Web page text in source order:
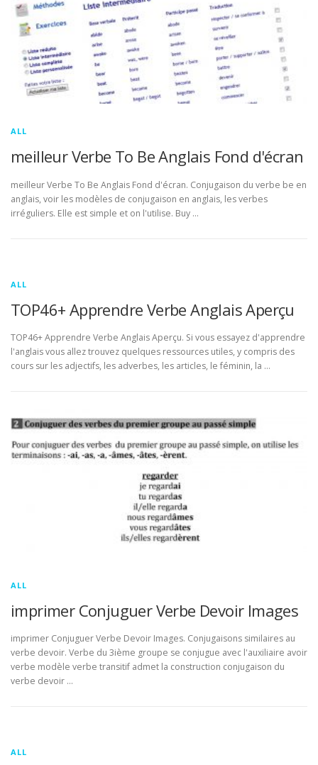
ALL
meilleur Verbe To Be Anglais Fond d'écran
meilleur Verbe To Be Anglais Fond d'écran. Conjugaison du verbe be en
anglais, voir les modèles de conjugaison en anglais, les verbes
irréguliers. Elle est simple et on l'utilise. Buy …
ALL
TOP46+ Apprendre Verbe Anglais Aperçu
TOP46+ Apprendre Verbe Anglais Aperçu. Si vous essayez d'apprendre
l'anglais vous allez trouvez quelques ressources utiles, y compris des
cours sur les adjectifs, les adverbes, les articles, le féminin, la …
ALL
imprimer Conjuguer Verbe Devoir Images
imprimer Conjuguer Verbe Devoir Images. Conjugaisons similaires au
verbe devoir. Verbe du 3ième groupe se conjugue avec l'auxiliaire avoir
verbe modèle verbe transitif admet la construction conjugaison du
verbe devoir …
ALL